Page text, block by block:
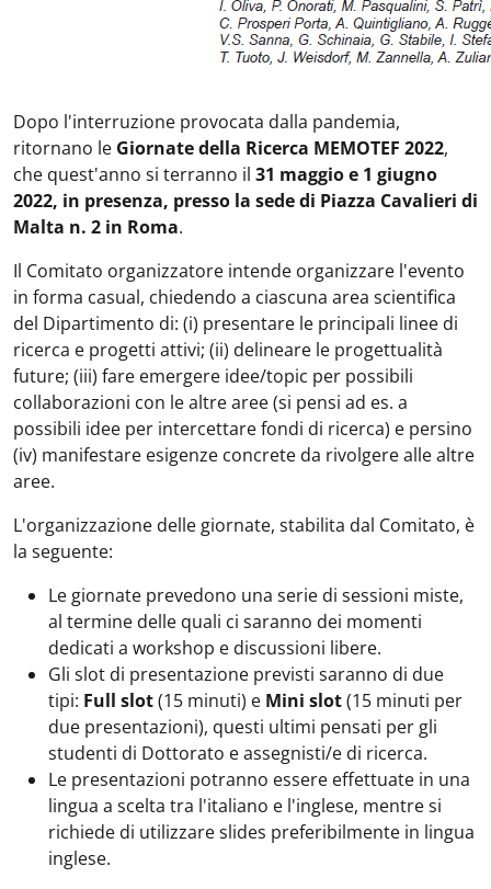
Dopo l'interruzione provocata dalla pandemia,
ritornano le Giornate della Ricerca MEMOTEF 2022,
che quest'anno si terranno il 31 maggio e 1 giugno
2022, in presenza, presso la sede di Piazza Cavalieri di
Malta n. 2 in Roma.
Il Comitato organizzatore intende organizzare l'evento
in forma casual, chiedendo a ciascuna area scientifica
del Dipartimento di: (i) presentare le principali linee di
ricerca e progetti attivi; (ii) delineare le progettualità
future; (iii) fare emergere idee/topic per possibili
collaborazioni con le altre aree (si pensi ad es. a
possibili idee per intercettare fondi di ricerca) e persino
(iv) manifestare esigenze concrete da rivolgere alle altre
aree.
L'organizzazione delle giornate, stabilita dal Comitato, è
la seguente:
Le giornate prevedono una serie di sessioni miste,
al termine delle quali ci saranno dei momenti
dedicati a workshop e discussioni libere.
Gli slot di presentazione previsti saranno di due
tipi: Full slot(15 minuti) e Mini slot(15 minuti per
due presentazioni), questi ultimi pensati per gli
studenti di Dottorato e assegnisti/e di ricerca.
Le presentazioni potranno essere effettuate in una
lingua a scelta tra l'italiano e l'inglese, mentre si
richiede di utilizzare slides preferibilmente in lingua
inglese.